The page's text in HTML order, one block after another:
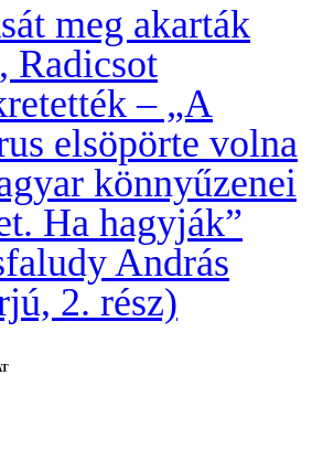
meg akarták
Radicsot
– „A
elsöpörte volna
könnyűzenei
Ha hagyják”
András
2. rész)